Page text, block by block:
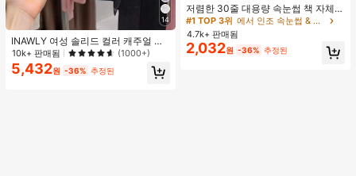
14
INAWLY 여성 솔리드 컬러 캐주얼 얇
은 가디건, 봄/여름
10k+ 판매됨 (1000+)
5,432원 -36% 추정된
저렴한 30줄 대용량 속눈썹 책 자체
접착 속눈썹 C컬 속눈썹 만화 속눈썹
고양이 눈 속눈썹 요정 속눈썹 재사용
가능한 접착제 없는 속눈썹 매일 착용
속눈썹
거의 매진!
#1 TOP 3위
에서 인조 속눈썹 & 접착제
거의 매진!
#1 TOP 3위
에서 인조 속눈썹 & 접착제
거의 매진!
#1 TOP 3위
4.7k+ 판매됨
2,032원 -36% 추정된